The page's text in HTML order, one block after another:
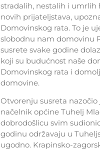
stradalih, nestalih i umrlih
novih prijateljstava,
Domovinskog rata. To je
slobodnu nam domovinu
susrete svake godine
koji su budućnost naše
Domovinskog rata i
domovine.
Otvorenju susreta
načelnik općine Tuhelj
dobrodošlicu svim
godinu održavaju u
ugodno. Krapinsko-